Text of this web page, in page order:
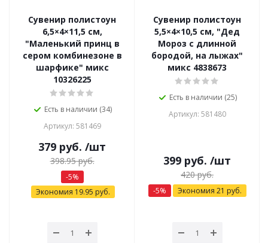
Сувенир полистоун
6,5×4×11,5 см,
"Маленький принц в
сером комбинезоне в
шарфике" микс
10326225
Есть в наличии (34)
Артикул: 581469
379 руб. /шт
398.95руб.
-5%
Экономия 19.95 руб.
Сувенир полистоун
5,5×4×10,5 см, "Дед
Мороз с длинной
бородой, на лыжах"
микс 4838673
Есть в наличии (25)
Артикул: 581480
399 руб. /шт
420руб.
-5% Экономия 21 руб.